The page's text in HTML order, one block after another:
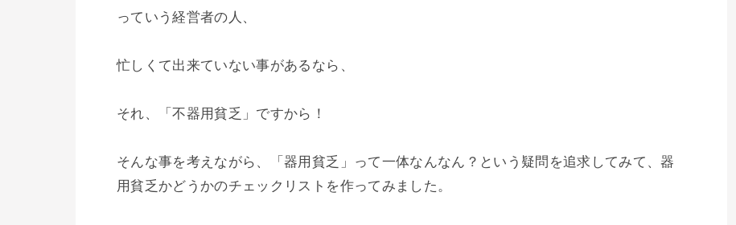
っていう経営者の人、
忙しくて出来ていない事があるなら、
それ、「不器用貧乏」ですから！
そんな事を考えながら、「器用貧乏」って一体なんなん？という疑問を追求してみて、器